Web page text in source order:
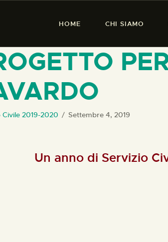
HOME CHI SIAMO
Civile 2019-2020 Settembre 4, 2019
Un anno di Servizio